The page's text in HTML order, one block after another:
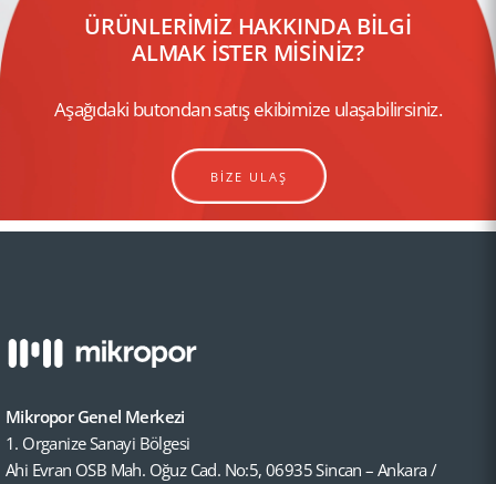
ÜRÜNLERİMİZ HAKKINDA BİLGİ
ALMAK İSTER MİSİNİZ?
Aşağıdaki butondan satış ekibimize ulaşabilirsiniz.
BİZE ULAŞ
Mikropor Genel Merkezi
1. Organize Sanayi Bölgesi
Ahi Evran OSB Mah. Oğuz Cad. No:5, 06935 Sincan – Ankara /